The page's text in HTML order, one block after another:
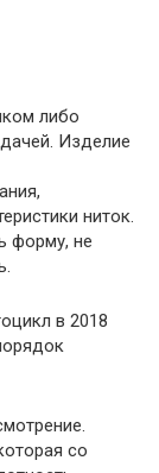
либо
Изделие
ниток.
форму, не
в 2018
со